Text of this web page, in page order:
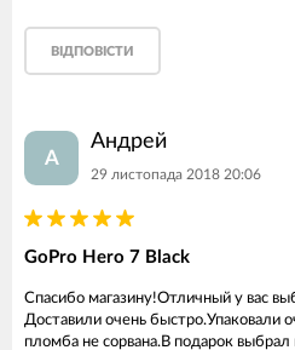
ВІДПОВІСТИ
А
Андрей
29 листопада 2018 20:06
GoPro Hero 7 Black
Спасибо магазину!Отличный у вас
Доставили очень быстро.Упаковали
пломба не сорвана.В подарок